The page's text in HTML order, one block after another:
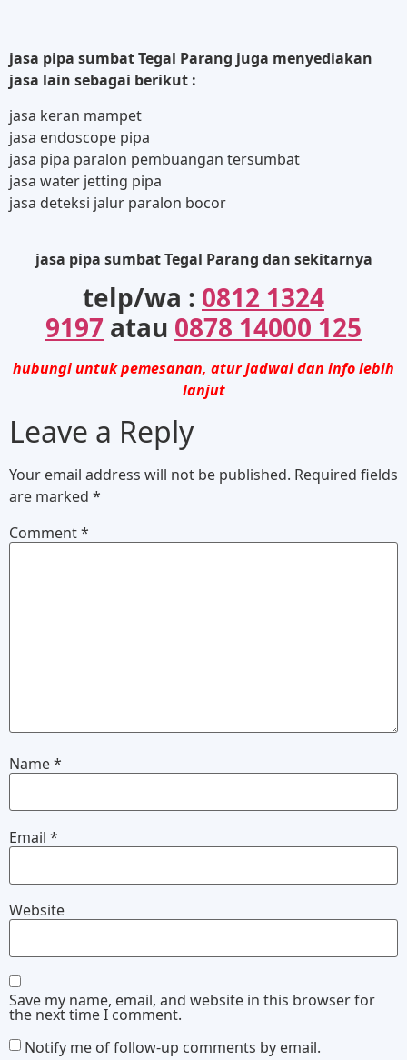
jasa pipa sumbat Tegal Parang juga menyediakan
jasa lain sebagai berikut :
jasa keran mampet
jasa endoscope pipa
jasa pipa paralon pembuangan tersumbat
jasa water jetting pipa
jasa deteksi jalur paralon bocor
jasa pipa sumbat Tegal Parang dan sekitarnya
telp/wa : 0812 1324
9197 atau 0878 14000 125
hubungi untuk pemesanan, atur jadwal dan info lebih
lanjut
Leave a Reply
Your email address will not be published. Required fields
are marked *
Comment*
Name*
Email *
Website
Save my name, email, and website in this browser for
the next time I comment.
Notify me of follow-up comments by email.